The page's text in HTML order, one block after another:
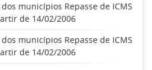
municípios Repasse de ICMS
de 14/02/2006
municípios Repasse de ICMS
de 14/02/2006